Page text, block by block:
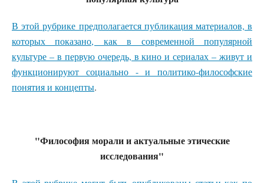
В этой рубрике предполагается публикация материалов, в
которых показано, как в современной популярной
культуре – в первую очередь, в кино и сериалах – живут и
функционируют социально - и политико-философские
понятия и концепты.
"Философия морали и актуальные этические
исследования"